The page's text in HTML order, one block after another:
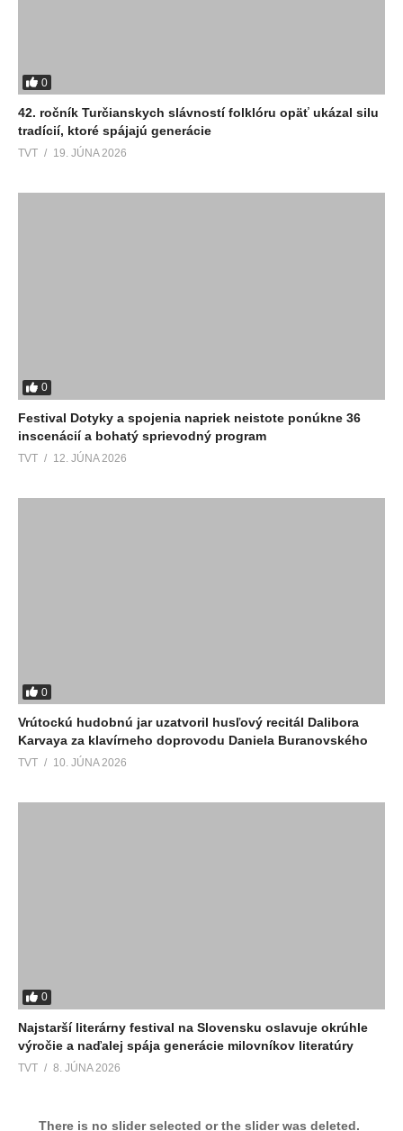
0
42. ročník Turčianskych slávností folklóru opäť ukázal silu
tradícií, ktoré spájajú generácie
TVT 19. JÚNA 2026
0
Festival Dotyky a spojenia napriek neistote ponúkne 36
inscenácií a bohatý sprievodný program
TVT 12. JÚNA 2026
0
Vrútockú hudobnú jar uzatvoril husľový recitál Dalibora
Karvaya za klavírneho doprovodu Daniela Buranovského
TVT 10. JÚNA 2026
0
Najstarší literárny festival na Slovensku oslavuje okrúhle
výročie a naďalej spája generácie milovníkov literatúry
TVT 8. JÚNA 2026
There is no slider selected or the slider was deleted.